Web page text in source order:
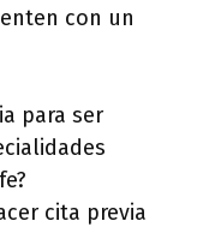
con un
para ser
cita previa